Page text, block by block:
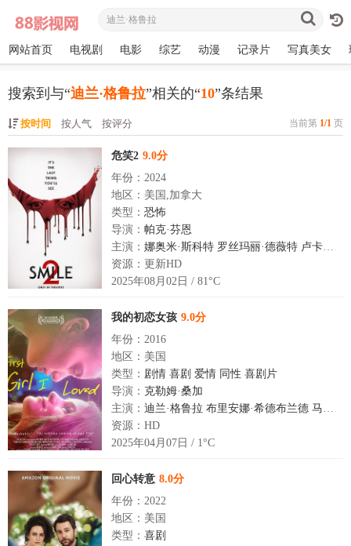
网站首页 电视剧 电影 综艺 动漫 记录片 写真美女
搜索到与“迪兰·格鲁拉”相关的“10”条结果
按时间 按人气 按评分 当前第 1/1 页
危笑2 9.0分
年份：2024
地区：美国,加拿大
类型： 恐怖
导演： 帕克·芬恩
主演： 娜奥米·斯科特 罗丝玛丽·德薇特 卢卡斯·盖奇
资源：更新HD
2025年08月02日 / 81°C
我的初恋女孩 9.0分
年份：2016
地区：美国
类型： 剧情 喜剧 爱情 同性 喜剧片
导演： 克勒姆·桑加
主演： 迪兰·格鲁拉 布里安娜·希德布兰德 马特奥·阿里亚斯
资源：HD
2025年04月07日 / 1°C
回心转意 8.0分
年份：2022
地区：美国
类型： 喜剧